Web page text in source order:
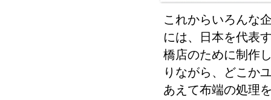
これからいろんな
には、日本を代表
橋店のために制作
りながら、どこか
あえて布端の処理